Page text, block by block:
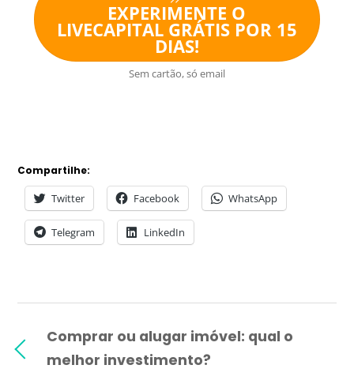
EXPERIMENTE O
LIVECAPITAL GRÁTIS POR 15
DIAS!
Sem cartão, só email
Compartilhe:
Twitter Facebook WhatsApp
Telegram LinkedIn
Comprar ou alugar imóvel: qual o
melhor investimento?